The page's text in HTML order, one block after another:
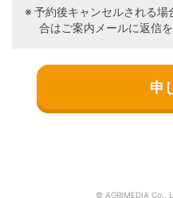
■ 個人情報の第三者提
1. 当社は、個人情報保
（1）お客様を
で統計的なデー
（3）公衆衛生
予約後キャンセルされる
合はご案内メールに返信を
© AGRIMEDIA Co.,